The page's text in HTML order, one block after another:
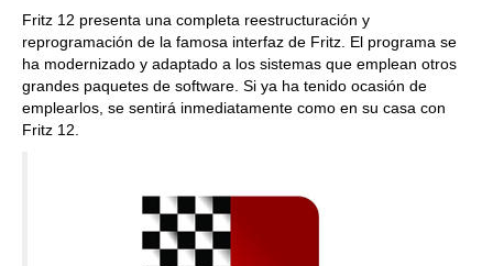
Fritz 12 presenta una completa reestructuración y
reprogramación de la famosa interfaz de Fritz. El programa se
ha modernizado y adaptado a los sistemas que emplean otros
grandes paquetes de software. Si ya ha tenido ocasión de
emplearlos, se sentirá inmediatamente como en su casa con
Fritz 12.